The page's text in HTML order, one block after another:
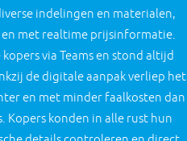
indelingen en materialen,
met realtime prijsinformatie.
via Teams en stond altijd
de digitale aanpak verliep het
en met minder faalkosten dan
Kopers konden in alle rust hun